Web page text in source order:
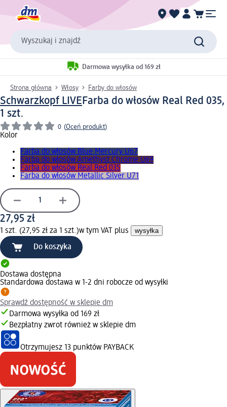
Wyszukaj i znajdź
Darmowa wysyłka od 169 zł
Strona główna Włosy Farby do włosów
Schwarzkopf LIVEFarba do włosów Real Red 035,
1 szt.
0 (Oceń produkt)
Kolor
Farba do włosów Blue Mercury U67
Farba do włosów Amethyst Chrome U69
Farba do włosów Real Red 035
Farba do włosów Metallic Silver U71
27,95 zł
1 szt. (27,95 zł za 1 szt.)w tym VAT plus wysyłka
Do koszyka
Dostawa dostępna
Standardowa dostawa w 1-2 dni robocze od wysyłki
Sprawdź dostępność w sklepie dm
Darmowa wysyłka od 169 zł
Bezpłatny zwrot również w sklepie dm
Otrzymujesz 13 punktów PAYBACK